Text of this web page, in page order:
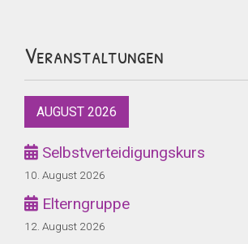
Veranstaltungen
AUGUST 2026
Selbstverteidigungskurs
10. August 2026
Elterngruppe
12. August 2026